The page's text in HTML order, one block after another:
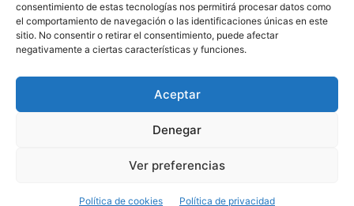
consentimiento de estas tecnologías nos permitirá procesar datos como
el comportamiento de navegación o las identificaciones únicas en este
sitio. No consentir o retirar el consentimiento, puede afectar
negativamente a ciertas características y funciones.
Aceptar
Denegar
Ver preferencias
Política de cookies Política de privacidad
ABOUT US
Información Cultural de Málaga y otros de interés general
Contact us:musicamalaga55@gmail.com
FOLLOW US
© Musicamalaga